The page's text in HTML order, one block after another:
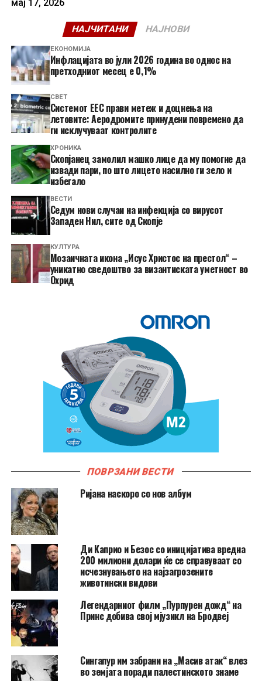
мај 17, 2026
НАЈЧИТАНИ НАЈНОВИ
ЕКОНОМИЈА
Инфлацијата во јули 2026 година во однос на
претходниот месец е 0,1%
СВЕТ
Системот ЕЕС прави метеж и доцнења на
летовите: Аеродромите принудени повремено да
ги исклучуваат контролите
ХРОНИКА
Скопјанец замолил машко лице да му помогне да
извади пари, по што лицето насилно ги зело и
избегало
ВЕСТИ
Седум нови случаи на инфекција со вирусот
Западен Нил, сите од Скопје
КУЛТУРА
Мозаичната икона „Исус Христос на престол“ –
уникатно сведоштво за византиската уметност во
Охрид
ПОВРЗАНИ ВЕСТИ
Ријана наскоро со нов албум
Ди Каприо и Безос со иницијатива вредна
200 милиони долари ќе се справуваат со
исчезнувањето на најзагрозените
животински видови
Легендарниот филм „Пурпурен дожд“ на
Принс добива свој мјузикл на Бродвеј
Сингапур им забрани на „Масив атак“ влез
во земјата поради палестинското знаме